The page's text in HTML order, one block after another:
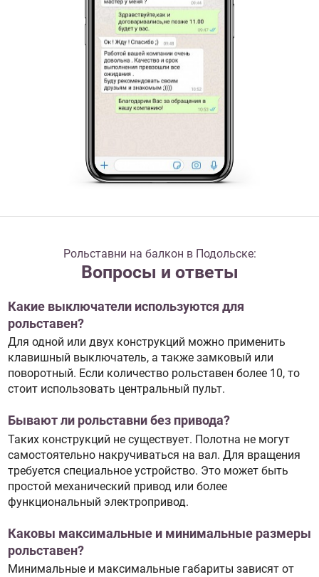
Рольставни на балкон в Подольске:
Вопросы и ответы
Какие выключатели используются для
рольставен?
Для одной или двух конструкций можно применить
клавишный выключатель, а также замковый или
поворотный. Если количество рольставен более 10, то
стоит использовать центральный пульт.
Бывают ли рольставни без привода?
Таких конструкций не существует. Полотна не могут
самостоятельно накручиваться на вал. Для вращения
требуется специальное устройство. Это может быть
простой механический привод или более
функциональный электропривод.
Каковы максимальные и минимальные размеры
рольставен?
Минимальные и максимальные габариты зависят от